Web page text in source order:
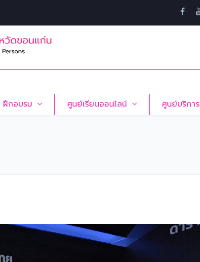
ฝึกอบรม ศูนย์เรียนออนไลน์ ศูนย์บริการ